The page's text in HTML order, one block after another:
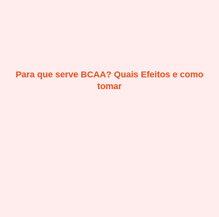
Para que serve BCAA? Quais Efeitos e como
tomar